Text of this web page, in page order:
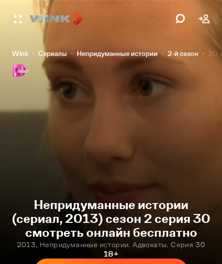
Wink Сериалы Непридуманные истории 2-й сезон 30-
Непридуманные истории
(сериал, 2013) сезон 2 серия 30
смотреть онлайн бесплатно
2013, Непридуманные истории. Адвокаты. Серия 30
18+